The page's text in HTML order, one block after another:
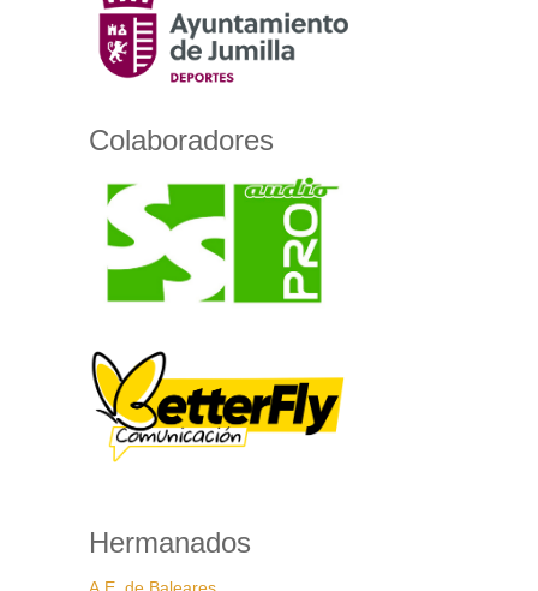
Colaboradores
Hermanados
A.E. de Baleares